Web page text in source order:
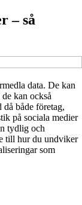
– så
data. De kan
kan också
både företag,
på sociala medier
tydlig och
till hur du undviker
som